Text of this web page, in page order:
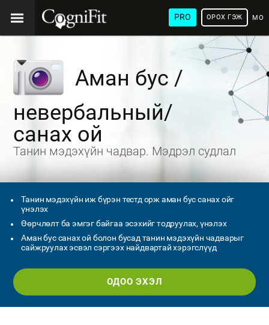
PRO
ХЭЛ
ОРОХ ГЭЖ
Аман бус /
невербальный/
санах ой
Танин мэдэхүйн чадвар. Мэдрэл судлал
Танин мэдэхүйн иж бүрэн тестд орж аман бус санах ойг
үнэлэх
Өөрчлөлт ба эмгэг байгаа эсэхийг тодруулах, үнэлэх
Аман бус санах ой болон бусад танин мэдэхүйн чадварыг
сайжруулах эсвэл сэргээх найдвартай хэрэгслүүд
ОДОО ЭХЭЛ